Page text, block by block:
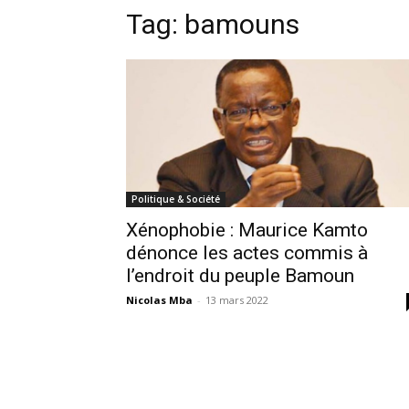
Tag: bamouns
Politique & Société
Xénophobie : Maurice Kamto
dénonce les actes commis à
l’endroit du peuple Bamoun
Nicolas Mba - 13 mars 2022